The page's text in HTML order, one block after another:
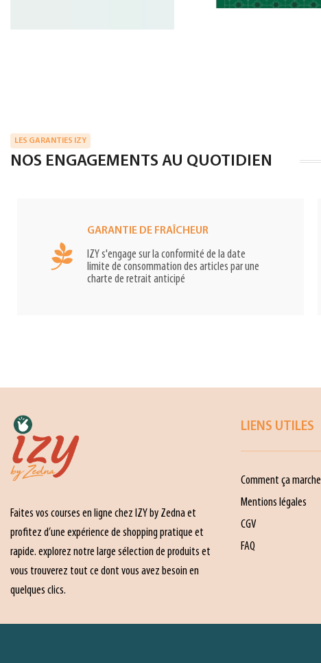
LES GARANTIES IZY
NOS ENGAGEMENTS AU QUOTIDIEN
GARANTIE DE FRAÎCHEUR
IZY s'engage sur la conformité de la date
limite de consommation des articles par une
charte de retrait anticipé
Faites vos courses en ligne chez IZY by Zedna et
profitez d’une expérience de shopping pratique et
rapide. explorez notre large sélection de produits et
vous trouverez tout ce dont vous avez besoin en
quelques clics.
LIENS UTILES
Comment ça marche
Mentions légales
CGV
FAQ